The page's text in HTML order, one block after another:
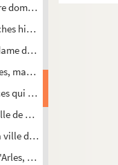
domestique et rapport
historiques et
de Lubières et la
manuscrits ou
qui ont été faites à
de Saint-Remy
des Saintes-Maries »
suivi d'observations